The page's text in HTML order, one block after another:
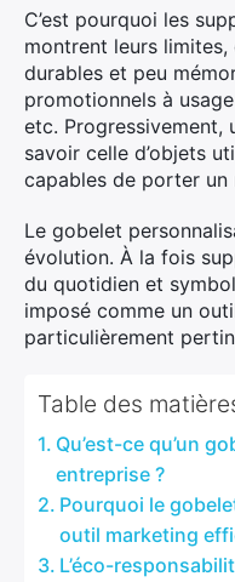
C’est pourquoi les
montrent leurs
durables et peu
promotionnels à
etc. Progressivement,
savoir celle d’objets
capables de porter un
Le gobelet
évolution. À la fois
du quotidien et
imposé comme un
particulièrement
Table des
Qu’est-ce qu’un
entreprise ?
Pourquoi le
outil marketing
L’éco-